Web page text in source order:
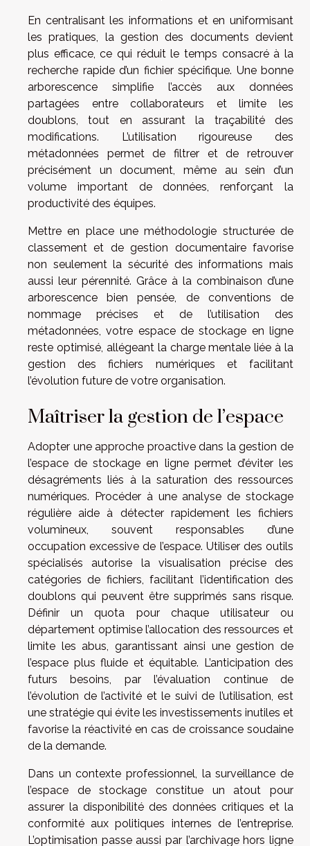
En centralisant les informations et en uniformisant
les pratiques, la gestion des documents devient
plus efficace, ce qui réduit le temps consacré à la
recherche rapide d’un fichier spécifique. Une bonne
arborescence simplifie l’accès aux données
partagées entre collaborateurs et limite les
doublons, tout en assurant la traçabilité des
modifications. L’utilisation rigoureuse des
métadonnées permet de filtrer et de retrouver
précisément un document, même au sein d’un
volume important de données, renforçant la
productivité des équipes.
Mettre en place une méthodologie structurée de
classement et de gestion documentaire favorise
non seulement la sécurité des informations mais
aussi leur pérennité. Grâce à la combinaison d’une
arborescence bien pensée, de conventions de
nommage précises et de l’utilisation des
métadonnées, votre espace de stockage en ligne
reste optimisé, allégeant la charge mentale liée à la
gestion des fichiers numériques et facilitant
l’évolution future de votre organisation.
Maîtriser la gestion de l’espace
Adopter une approche proactive dans la gestion de
l’espace de stockage en ligne permet d’éviter les
désagréments liés à la saturation des ressources
numériques. Procéder à une analyse de stockage
régulière aide à détecter rapidement les fichiers
volumineux, souvent responsables d’une
occupation excessive de l’espace. Utiliser des outils
spécialisés autorise la visualisation précise des
catégories de fichiers, facilitant l’identification des
doublons qui peuvent être supprimés sans risque.
Définir un quota pour chaque utilisateur ou
département optimise l’allocation des ressources et
limite les abus, garantissant ainsi une gestion de
l’espace plus fluide et équitable. L’anticipation des
futurs besoins, par l’évaluation continue de
l’évolution de l’activité et le suivi de l’utilisation, est
une stratégie qui évite les investissements inutiles et
favorise la réactivité en cas de croissance soudaine
de la demande.
Dans un contexte professionnel, la surveillance de
l’espace de stockage constitue un atout pour
assurer la disponibilité des données critiques et la
conformité aux politiques internes de l’entreprise.
L’optimisation passe aussi par l’archivage hors ligne